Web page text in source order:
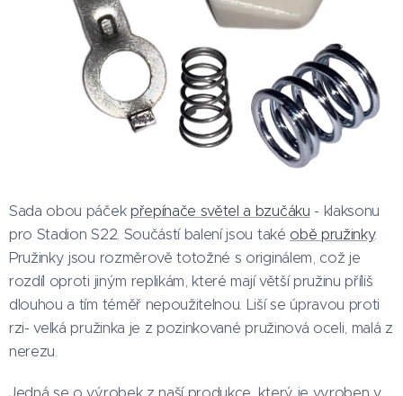
Sada obou páček přepínače světel a bzučáku - klaksonu
pro Stadion S22. Součástí balení jsou také obě pružinky.
Pružinky jsou rozměrově totožné s originálem, což je
rozdíl oproti jiným replikám, které mají větší pružinu příliš
dlouhou a tím téměř nepoužitelnou. Liší se úpravou proti
rzi- velká pružinka je z pozinkované pružinová oceli, malá z
nerezu.
Jedná se o výrobek z naší produkce, který je vyroben v